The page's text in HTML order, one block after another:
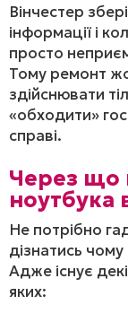
Вінчестер
інформації і
просто
Тому ремонт
здійснювати
«обходити»
справі.
Через що
ноутбука
Не потрібно
дізнатись
Адже існує
яких: